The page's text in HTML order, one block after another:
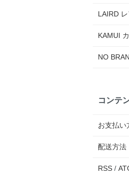
LAIRD レ
KAMUI
NO
コンテ
お支払い
配送方法
RSS /